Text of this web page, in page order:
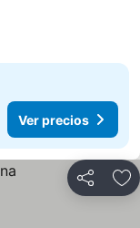
Ver precios
Compartir